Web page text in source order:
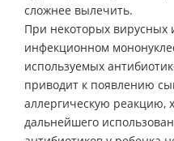
сложнее вылечить.
При некоторых
инфекционном
используемых
приводит к появлению
аллергическую реакцию,
дальнейшего